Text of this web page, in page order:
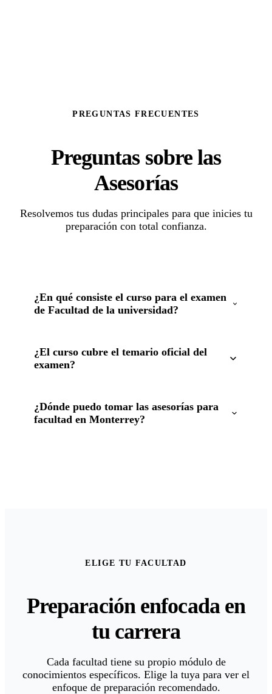
PREGUNTAS FRECUENTES
Preguntas sobre las
Asesorías
Resolvemos tus dudas principales para que inicies tu
preparación con total confianza.
¿En qué consiste el curso para el examen
de Facultad de la universidad?
¿El curso cubre el temario oficial del
examen?
¿Dónde puedo tomar las asesorías para
facultad en Monterrey?
ELIGE TU FACULTAD
Preparación enfocada en
tu carrera
Cada facultad tiene su propio módulo de
conocimientos específicos. Elige la tuya para ver el
enfoque de preparación recomendado.